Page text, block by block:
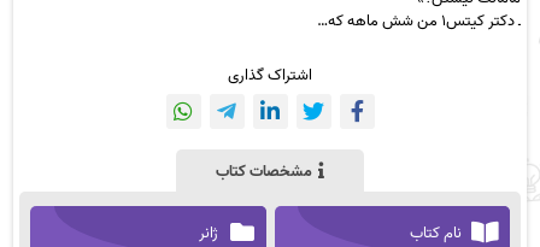
ـ دکتر کیتس۱ من شش ماهه که…
اشتراک گذاری
مشخصات کتاب
نام کتاب ژانر